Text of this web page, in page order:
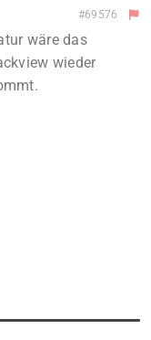
#69576
wäre das
wieder